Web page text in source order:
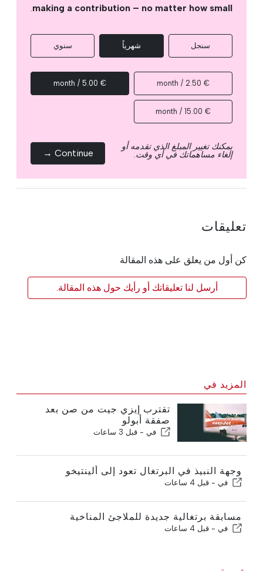
making a contribution – no matter how small
.
سنجل شهرياً سنوي
€ 2.50 / month
€ 5.00 / month
€ 15.00 / month
يمكنك تغيير المبلغ الذي تقدمه أو
إلغاء مساهماتك في أي وقت. Continue →
تعليقات
كن أول من يعلق على هذه المقالة
أرسل لنا تعليقاتك أو رأيك حول هذه المقالة.
المزيد في
تقترب إيزي جيت من صن بعد
صفقة أبولو
في - قبل 3 ساعات
وجهة النبيذ في البرتغال تعود إلى ألينتيخو
في - قبل 4 ساعات
مسابقة برتغالية جديدة للملاجئ المناخية
في - قبل 4 ساعات